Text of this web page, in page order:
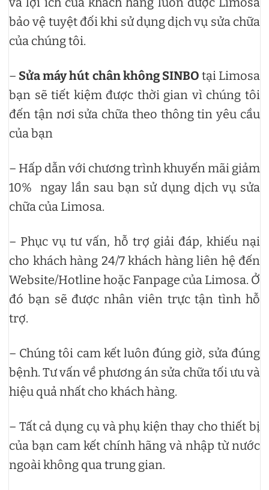
bảo vệ tuyệt đối khi sử dụng dịch vụ sửa chữa
của chúng tôi.
– Sửa máy hút chân không SINBO tại Limosa
bạn sẽ tiết kiệm được thời gian vì chúng tôi
đến tận nơi sửa chữa theo thông tin yêu cầu
của bạn
– Hấp dẫn với chương trình khuyến mãi giảm
10% ngay lần sau bạn sử dụng dịch vụ sửa
chữa của Limosa.
– Phục vụ tư vấn, hỗ trợ giải đáp, khiếu nại
cho khách hàng 24/7 khách hàng liên hệ đến
Website/Hotline hoặc Fanpage của Limosa. Ở
đó bạn sẽ được nhân viên trực tận tình hỗ
trợ.
– Chúng tôi cam kết luôn đúng giờ, sửa đúng
bệnh. Tư vấn về phương án sửa chữa tối ưu và
hiệu quả nhất cho khách hàng.
– Tất cả dụng cụ và phụ kiện thay cho thiết bị
của bạn cam kết chính hãng và nhập từ nước
ngoài không qua trung gian.